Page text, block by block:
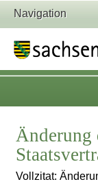
Navigation
Änderung
Vollzitat: